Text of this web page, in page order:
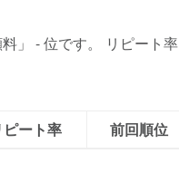
」 -位です。
リピート率
ピート率 前回順位